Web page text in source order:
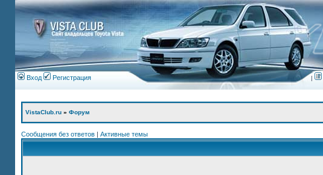
Вход Регистрация |
VistaClub.ru » Форум
Сообщения без ответов | Активные темы